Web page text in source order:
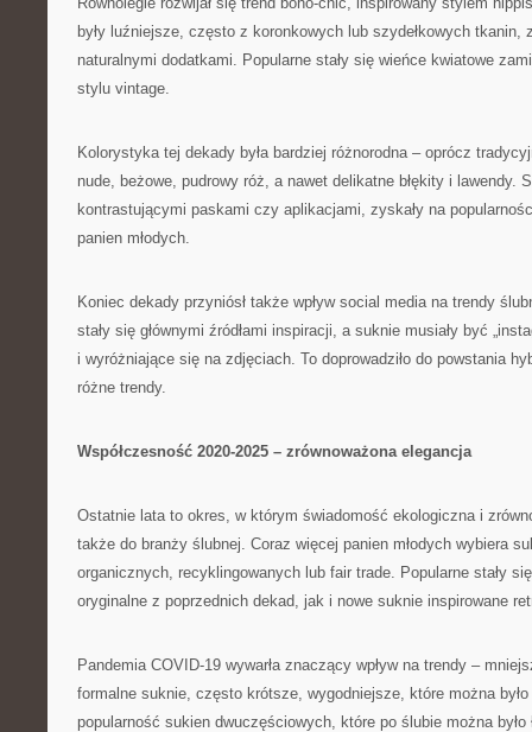
były luźniejsze, często z koronkowych lub szydełkowych tkanin,
naturalnymi dodatkami. Popularne stały się wieńce kwiatowe
stylu vintage.
Kolorystyka tej dekady była bardziej różnorodna – oprócz
nude, beżowe, pudrowy róż, a nawet delikatne błękity i lawendy.
kontrastującymi paskami czy aplikacjami, zyskały na
panien młodych.
Koniec dekady przyniósł także wpływ social media na trendy
stały się głównymi źródłami inspiracji, a suknie musiały być
i wyróżniające się na zdjęciach. To doprowadziło do powstania
różne trendy.
Współczesność 2020-2025 – zrównoważona elegancja
Ostatnie lata to okres, w którym świadomość ekologiczna i
także do branży ślubnej. Coraz więcej panien młodych wybiera
organicznych, recyklingowanych lub fair trade. Popularne stały
oryginalne z poprzednich dekad, jak i nowe suknie inspirowane
Pandemia COVID-19 wywarła znaczący wpływ na trendy –
formalne suknie, często krótsze, wygodniejsze, które można było
popularność sukien dwuczęściowych, które po ślubie można